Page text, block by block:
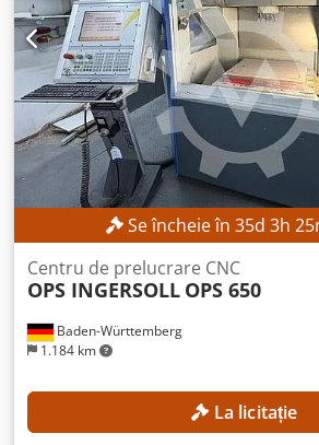
Cedpjzlurijfx Am Heha • Arbore
HSK100, S1=220 Nm cuplu arbore
schimbare scule HSK100 / 60 poziții –
mm lungime • Transportor de șpan •
prelucrare pe 5 fețe inclusiv găuriri
răcire • Dispozitiv de suflare intern/
prin arbore principal 60 bar pentru
Închidere completă • Zonă mare de
pistol de spălare • Timp de livrare scurt,
intermediară rezervată
Se încheie în 35d 3h 25
Baden-Württemberg
1.184 km
Centru de prelucrare CNC
OPS INGERSOLL OPS 650
La licitație